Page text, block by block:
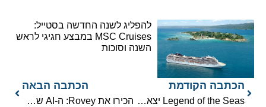
להפליג לשנה החדשה בסטייל:
MSC Cruises במבצע חגיגי לראש
השנה וסוכות
הכתבה הקודמת
Legend of the Seas יצאה לניסוי ים לקראת השקת הענק ביולי 2026
הכתבה הבאה
הכירו את Rovey: ה-AI של Virgin Voyages שקורא את המפה האישית שלכם